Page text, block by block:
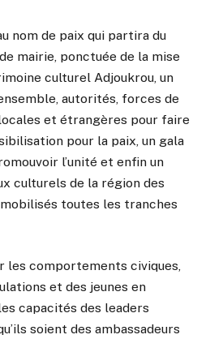
nom de paix qui partira du
mairie, ponctuée de la mise
culturel Adjoukrou, un
autorités, forces de
et étrangères pour faire
pour la paix, un gala
l’unité et enfin un
culturels de la région des
toutes les tranches
les comportements civiques,
et des jeunes en
capacités des leaders
soient des ambassadeurs